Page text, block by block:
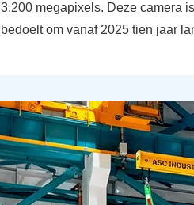
3.200 megapixels. Deze camera
bedoelt om vanaf 2025 tien jaar